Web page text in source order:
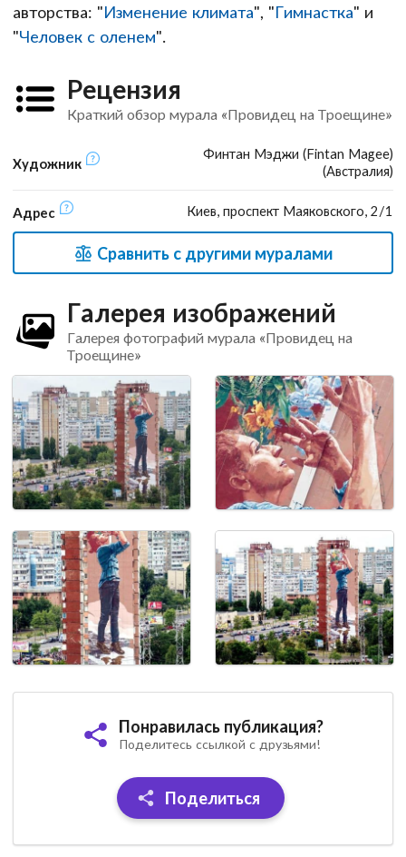
авторства: "Изменение климата", "Гимнастка" и
"Человек с оленем".
Рецензия
Краткий обзор мурала «Провидец на Троещине»
Художник
Финтан Мэджи (Fintan Magee)
(Австралия)
Адрес Киев, проспект Маяковского, 2/1
Сравнить с другими муралами
Галерея изображений
Галерея фотографий мурала «Провидец на
Троещине»
Понравилась публикация?
Поделитесь ссылкой с друзьями!
Поделиться